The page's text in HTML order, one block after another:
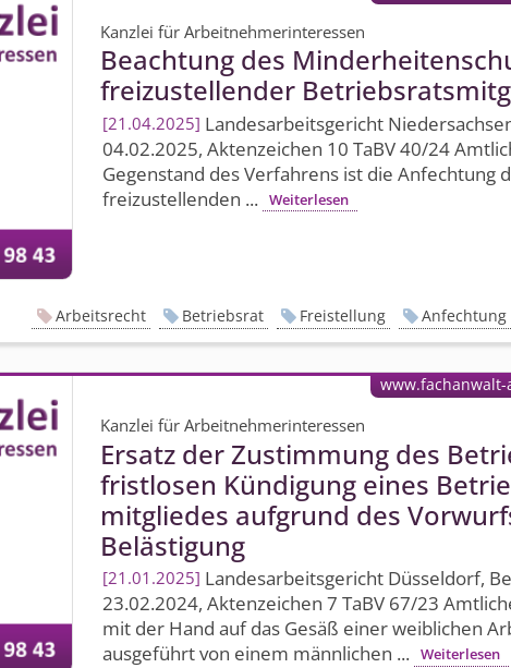
Kanzlei für Arbeitnehmerinteressen
Beachtung des
freizustellender
21.04.2025 Landesarbeits­gericht
04.02.2025, Aktenzeichen 10 TaBV 40/24
Gegenstand des Verfahrens ist die Anfechtung
freizustellenden ... Weiterlesen
Arbeitsrecht Betriebsrat Freistellung Anfechtung
Kanzlei für Arbeitnehmerinteressen
Ersatz der Zustimmung des
fristlosen Kündigung eines
mitgliedes aufgrund des
Belästigung
21.01.2025 Landesarbeits­gericht Düsseldorf,
23.02.2024, Aktenzeichen 7 TaBV 67/23
mit der Hand auf das Gesäß einer weiblichen
ausgeführt von einem männlichen ... Weiterlesen